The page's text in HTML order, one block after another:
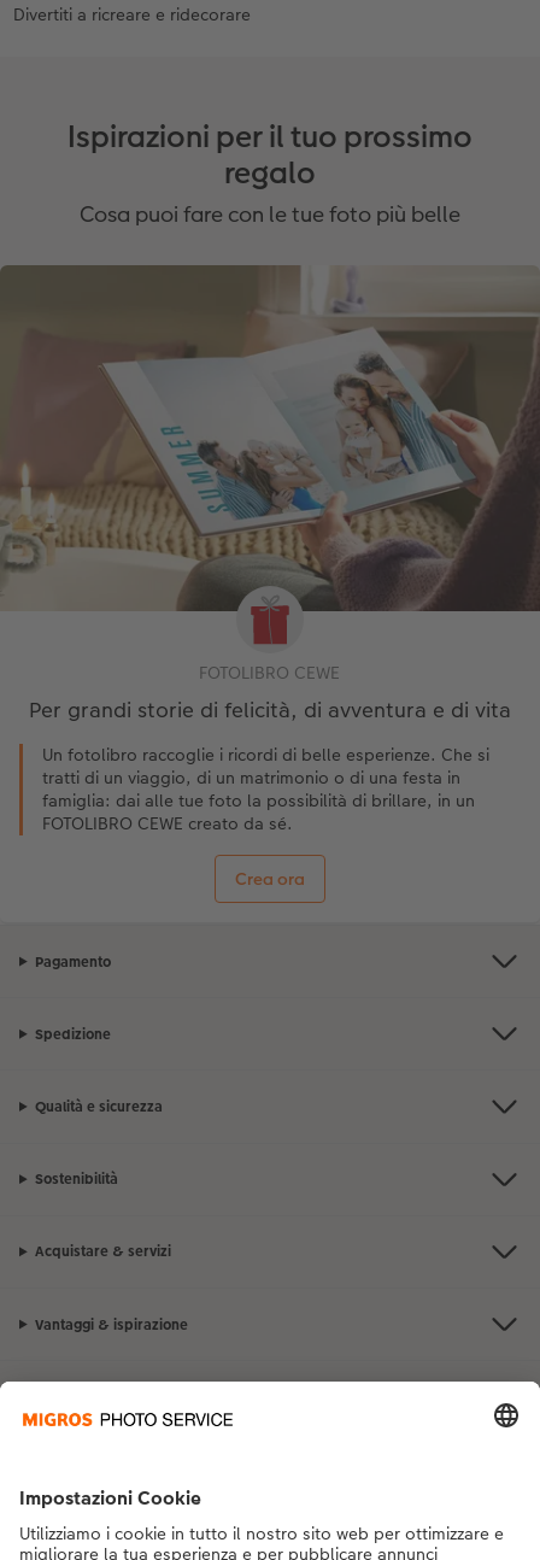
Divertiti a ricreare e ridecorare
Ispirazioni per il tuo prossimo
regalo
Cosa puoi fare con le tue foto più belle
FOTOLIBRO CEWE
Per grandi storie di felicità, di avventura e di vita
Un fotolibro raccoglie i ricordi di belle esperienze. Che si
tratti di un viaggio, di un matrimonio o di una festa in
famiglia: dai alle tue foto la possibilità di brillare, in un
FOTOLIBRO CEWE creato da sé.
Crea ora
Pagamento
Spedizione
Qualità e sicurezza
Sostenibilità
Acquistare & servizi
Vantaggi & ispirazione
Se hai domande sui prodotti o sull'ordine, non esitare a contattarci dal